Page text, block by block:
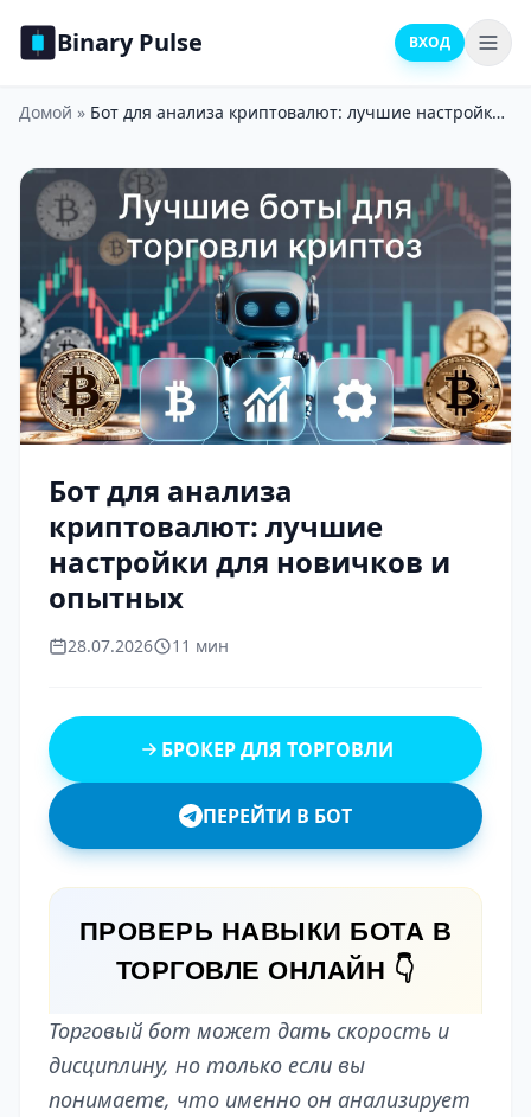
Binary Pulse ВХОД
Домой » Бот для анализа криптовалют: лучшие настройки для новичков и опытных
Бот для анализа
криптовалют: лучшие
настройки для новичков и
опытных
28.07.2026 11 мин
БРОКЕР ДЛЯ ТОРГОВЛИ
ПЕРЕЙТИ В БОТ
ПРОВЕРЬ НАВЫКИ БОТА В
ТОРГОВЛЕ ОНЛАЙН 👇
Торговый бот может дать скорость и
дисциплину, но только если вы
понимаете, что именно он анализирует